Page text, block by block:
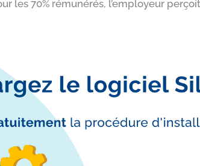
les 70% rémunérés, l’employeur